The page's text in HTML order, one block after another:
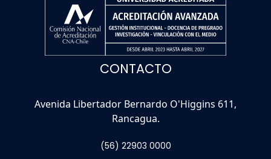
CONTACTO
Avenida Libertador Bernardo O'Higgins 611,
Rancagua.
(56) 22903 0000